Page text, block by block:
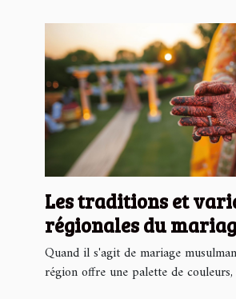
Les traditions et
régionales du
musulman
Quand il s'agit de mariage
région offre une palette de